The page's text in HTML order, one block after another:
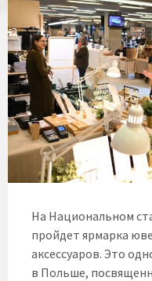
На Национальном
пройдет ярмарка
аксессуаров. Это
в Польше,